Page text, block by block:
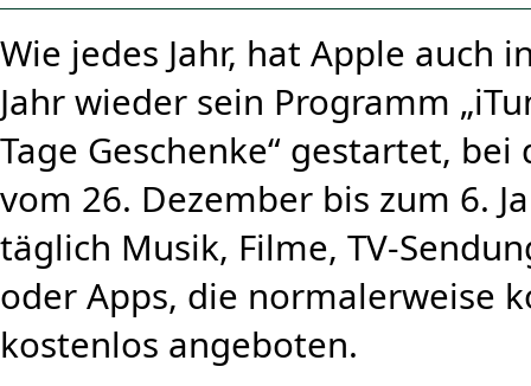
Wie jedes Jahr, hat Apple auch
Jahr wieder sein Programm
Tage Geschenke“ gestartet, bei
vom 26. Dezember bis zum 6.
täglich Musik, Filme, TV-
oder Apps, die normalerweise
kostenlos angeboten.